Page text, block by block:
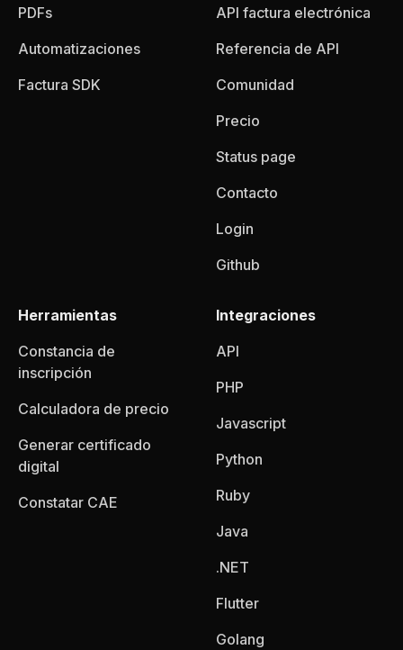
PDFs
Automatizaciones
Factura SDK
API factura electrónica
Referencia de API
Comunidad
Precio
Status page
Contacto
Login
Github
Herramientas
Constancia de
inscripción
Calculadora de precio
Generar certificado
digital
Constatar CAE
Integraciones
API
PHP
Javascript
Python
Ruby
Java
.NET
Flutter
Golang